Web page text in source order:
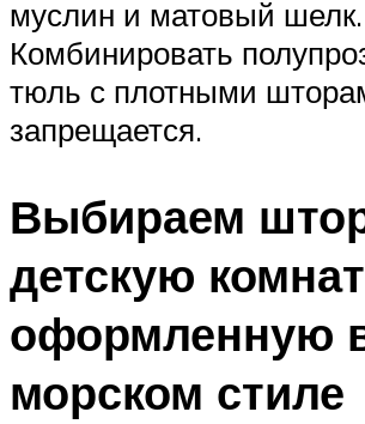
муслин и матовый шелк.
Комбинировать
тюль с плотными
запрещается.
Выбираем
детскую
оформленную
морском стиле